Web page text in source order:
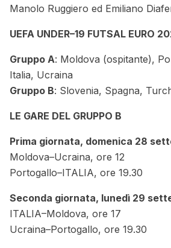
Manolo Ruggiero ed Emiliano
UEFA UNDER–19 FUTSAL EURO
Gruppo A: Moldova (ospitante),
Italia, Ucraina
Gruppo B: Slovenia, Spagna,
LE GARE DEL GRUPPO B
Prima giornata, domenica 28
Moldova–Ucraina, ore 12
Portogallo–ITALIA, ore 19.30
Seconda giornata, lunedì 29
ITALIA–Moldova, ore 17
Ucraina–Portogallo, ore 19.30